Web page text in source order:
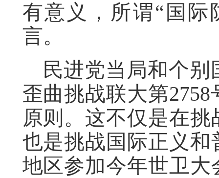
有意义，所谓“国际
言。
民进党当局和个
歪曲挑战联大第
原则。这不仅是在
也是挑战国际正义
地区参加今年世卫